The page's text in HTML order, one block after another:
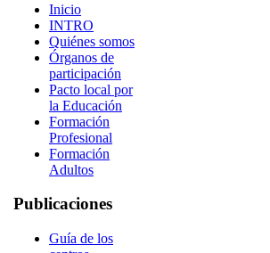
Inicio
INTRO
Quiénes somos
Órganos de
participación
Pacto local por
la Educación
Formación
Profesional
Formación
Adultos
Publicaciones
Guía de los